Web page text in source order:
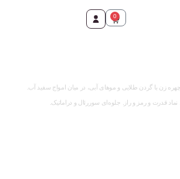
0
چهره زن با گردن طلایی و موهای آبی، در میان امواج سفید آب.
قدرت و رمز و راز. جلوه‌ای سوررئال و دراماتیک.